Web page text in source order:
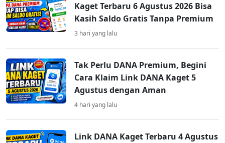
Kaget Terbaru 6 Agustus 2026 Bisa
Kasih Saldo Gratis Tanpa Premium
3 hari yang lalu
Tak Perlu DANA Premium, Begini
Cara Klaim Link DANA Kaget 5
Agustus dengan Aman
4 hari yang lalu
Link DANA Kaget Terbaru 4 Agustus